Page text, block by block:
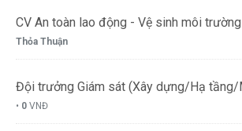
CV An toàn lao động - Vệ sinh môi trường
Thỏa Thuận
Đội trưởng Giám sát (Xây dựng/Hạ tầng/
• 0 VNĐ